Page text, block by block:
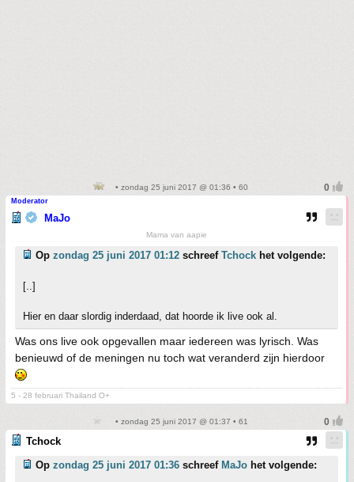
• zondag 25 juni 2017 @ 01:36 • 60
Moderator
MaJo
Mama van aapie
Op zondag 25 juni 2017 01:12 schreef Tchock het volgende:
[..]
Hier en daar slordig inderdaad, dat hoorde ik live ook al.
Was ons live ook opgevallen maar iedereen was lyrisch. Was
benieuwd of de meningen nu toch wat veranderd zijn hierdoor
5 - 28 februari Thailand O+
• zondag 25 juni 2017 @ 01:37 • 61
Tchock
Op zondag 25 juni 2017 01:36 schreef MaJo het volgende: